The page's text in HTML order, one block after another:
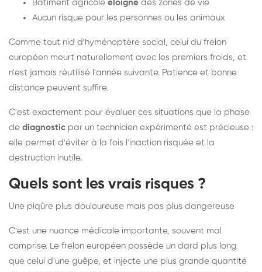
Bâtiment agricole éloigné des zones de vie
Aucun risque pour les personnes ou les animaux
Comme tout nid d'hyménoptère social, celui du frelon
européen meurt naturellement avec les premiers froids, et
n'est jamais réutilisé l'année suivante. Patience et bonne
distance peuvent suffire.
C'est exactement pour évaluer ces situations que la phase
de diagnostic par un technicien expérimenté est précieuse :
elle permet d'éviter à la fois l'inaction risquée et la
destruction inutile.
Quels sont les vrais risques ?
Une piqûre plus douloureuse mais pas plus dangereuse
C'est une nuance médicale importante, souvent mal
comprise. Le frelon européen possède un dard plus long
que celui d'une guêpe, et injecte une plus grande quantité